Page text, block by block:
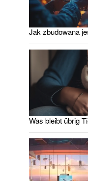
Jak zbudowana
Was bleibt übrig